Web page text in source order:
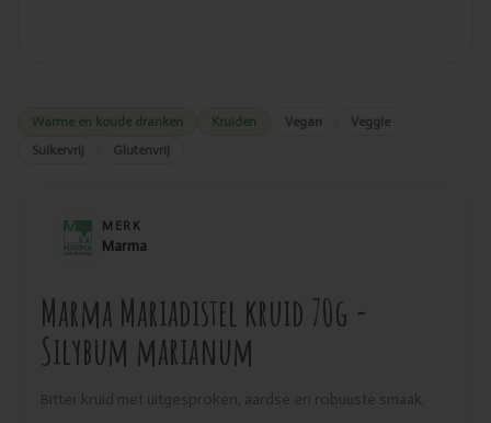
Warme en koude dranken Kruiden Vegan
Veggie
Suikervrij
Glutenvrij
MERK
Marma
Marma Mariadistel kruid 70g -
Silybum marianum
Bitter kruid met uitgesproken, aardse en robuuste smaak.